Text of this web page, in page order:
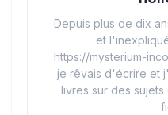
Depuis plus de dix
et
https://mysterium-
je rêvais d'écrire et
livres sur des